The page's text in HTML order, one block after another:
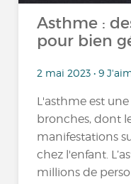
Asthme :
pour bien
2 mai 2023 • 9
L'asthme est
bronches, dont
manifestations
chez l'enfant.
millions de